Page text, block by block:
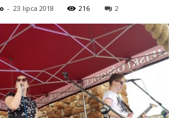
- 23 lipca 2018 216 2